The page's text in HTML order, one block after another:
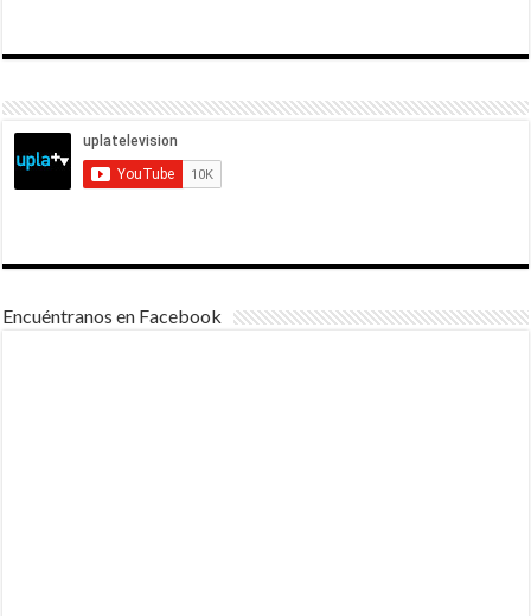
Encuéntranos en Facebook